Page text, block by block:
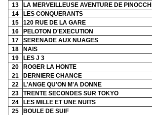
13
LA MERVEILLEUSE AVENTURE DE
14
LES CONQUERANTS
15
120 RUE DE LA GARE
16
PELOTON D'EXECUTION
17
SERENADE AUX NUAGES
18
NAIS
19
LES J 3
20
ROGER LA HONTE
21
DERNIERE CHANCE
22
L'ANGE QU'ON M'A DONNE
23
TRENTE SECONDES SUR TOKYO
24
LES MILLE ET UNE NUITS
25
BOULE DE SUIF